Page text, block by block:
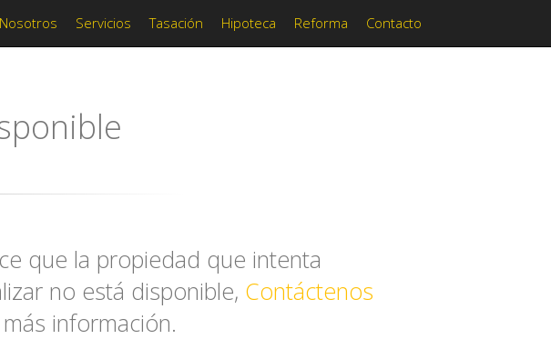
Nosotros Servicios Tasación Hipoteca Reforma Contacto
que la propiedad que intenta
no está disponible, Contáctenos
información.